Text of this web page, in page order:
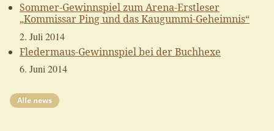
Sommer-Gewinnspiel zum Arena-Erstleser
„Kommissar Ping und das Kaugummi-Geheimnis“
2. Juli 2014
Fledermaus-Gewinnspiel bei der Buchhexe
6. Juni 2014
Alle news